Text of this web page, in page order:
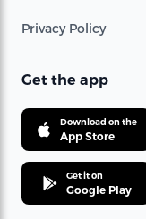
Privacy Policy
Get the app
Download on the
App Store
Get it on
Google Play